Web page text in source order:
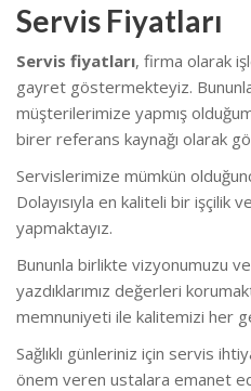
Servis Fiyatları
Servis fiyatları, firma olarak
gayret göstermekteyiz.
müşterilerimize yapmış
birer referans kaynağı olarak
Servislerimize mümkün
Dolayısıyla en kaliteli bir işçilik
yapmaktayız.
Bununla birlikte vizyonumuzu
yazdıklarımız değerleri
memnuniyeti ile kalitemizi her
Sağlıklı günleriniz için servis
önem veren ustalara emanet